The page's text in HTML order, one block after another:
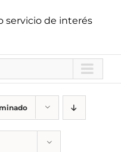
servicio de interés